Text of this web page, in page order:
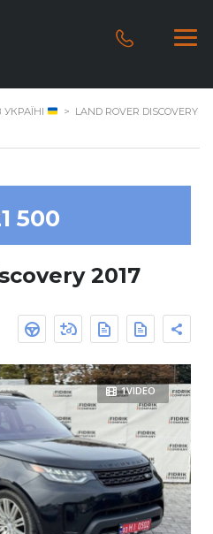
УКРАЇНІ > LAND ROVER DISCOVERY
500
2017
1VIDEO